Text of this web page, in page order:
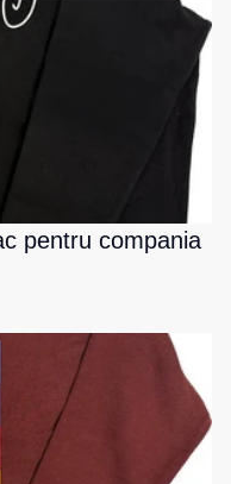
pentru compania